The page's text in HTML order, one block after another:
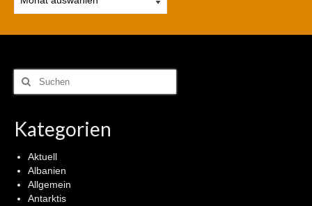
Archiv
Suchen
nach:
Kategorien
Aktuell
Albanien
Allgemein
Antarktis